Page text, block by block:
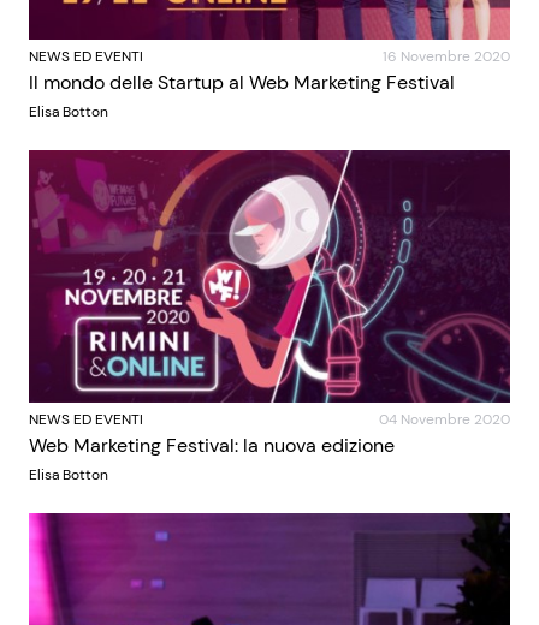
NEWS ED EVENTI 16 Novembre 2020
Il mondo delle Startup al Web Marketing Festival
Elisa Botton
NEWS ED EVENTI 04 Novembre 2020
Web Marketing Festival: la nuova edizione
Elisa Botton